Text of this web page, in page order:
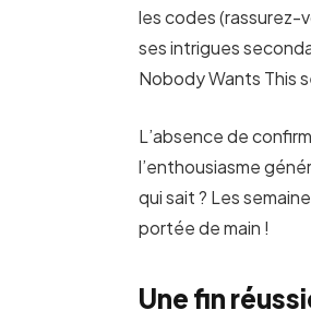
les codes (rassurez-
ses intrigues
Nobody Wants This
L’absence de
l’enthousiasme
qui sait ? Les
portée de main !
Une fin